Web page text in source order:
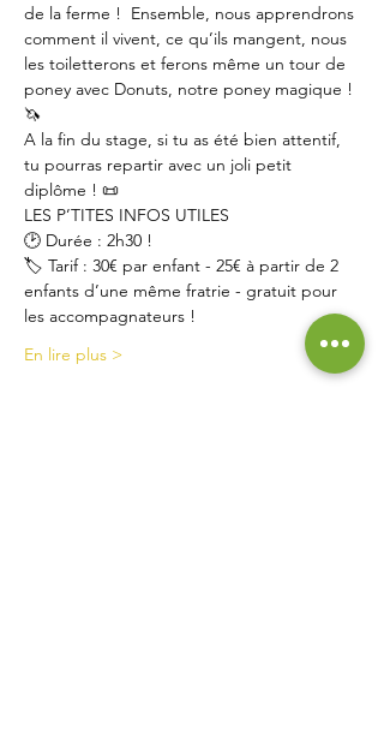
de la ferme !  Ensemble, nous apprendrons
comment il vivent, ce qu’ils mangent, nous
les toiletterons et ferons même un tour de
poney avec Donuts, notre poney magique !
🦄
A la fin du stage, si tu as été bien attentif,
tu pourras repartir avec un joli petit
diplôme ! 📜
LES P’TITES INFOS UTILES
🕑 Durée : 2h30 !
🏷 Tarif : 30€ par enfant - 25€ à partir de 2
enfants d’une même fratrie - gratuit pour
les accompagnateurs !
En lire plus >